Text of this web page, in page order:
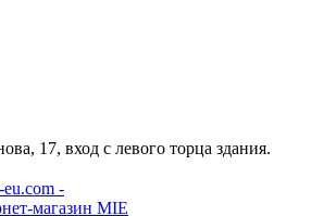
17, вход с левого торца здания.
eu.com -
магазин MIE